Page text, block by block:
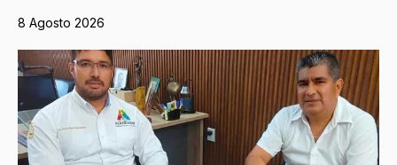
8 Agosto 2026